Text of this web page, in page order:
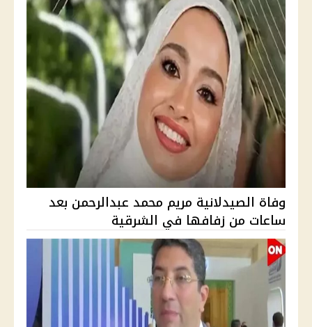
وفاة الصيدلانية مريم محمد عبدالرحمن بعد
ساعات من زفافها في الشرقية